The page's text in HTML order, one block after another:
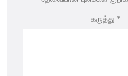
கருத்து *